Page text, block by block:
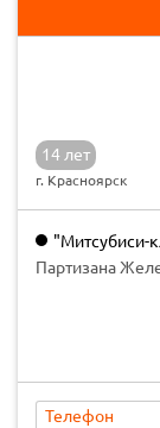
14 лет
г. Красноярск
"Митсубиси-
Партизана
Телефон